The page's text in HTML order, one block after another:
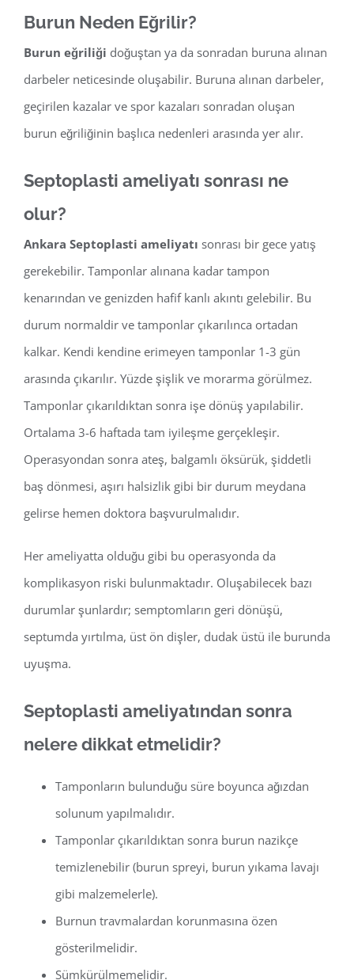
Burun Neden Eğrilir?
Burun eğriliği doğuştan ya da sonradan buruna alınan
darbeler neticesinde oluşabilir. Buruna alınan darbeler,
geçirilen kazalar ve spor kazaları sonradan oluşan
burun eğriliğinin başlıca nedenleri arasında yer alır.
Septoplasti ameliyatı sonrası ne
olur?
Ankara Septoplasti ameliyatı sonrası bir gece yatış
gerekebilir. Tamponlar alınana kadar tampon
kenarından ve genizden hafif kanlı akıntı gelebilir. Bu
durum normaldir ve tamponlar çıkarılınca ortadan
kalkar. Kendi kendine erimeyen tamponlar 1-3 gün
arasında çıkarılır. Yüzde şişlik ve morarma görülmez.
Tamponlar çıkarıldıktan sonra işe dönüş yapılabilir.
Ortalama 3-6 haftada tam iyileşme gerçekleşir.
Operasyondan sonra ateş, balgamlı öksürük, şiddetli
baş dönmesi, aşırı halsizlik gibi bir durum meydana
gelirse hemen doktora başvurulmalıdır.
Her ameliyatta olduğu gibi bu operasyonda da
komplikasyon riski bulunmaktadır. Oluşabilecek bazı
durumlar şunlardır; semptomların geri dönüşü,
septumda yırtılma, üst ön dişler, dudak üstü ile burunda
uyuşma.
Septoplasti ameliyatından sonra
nelere dikkat etmelidir?
Tamponların bulunduğu süre boyunca ağızdan
solunum yapılmalıdır.
Tamponlar çıkarıldıktan sonra burun nazikçe
temizlenebilir (burun spreyi, burun yıkama lavajı
gibi malzemelerle).
Burnun travmalardan korunmasına özen
gösterilmelidir.
Sümkürülmemelidir.